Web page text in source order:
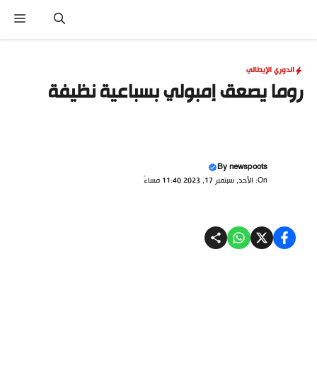
المحتوى
الدوري الإيطالي
روما يصعق إمبولي بسباعية نظيفة
Bynewspoots
On: الأحد, سبتمبر 17, 2023 11:40 مساءً